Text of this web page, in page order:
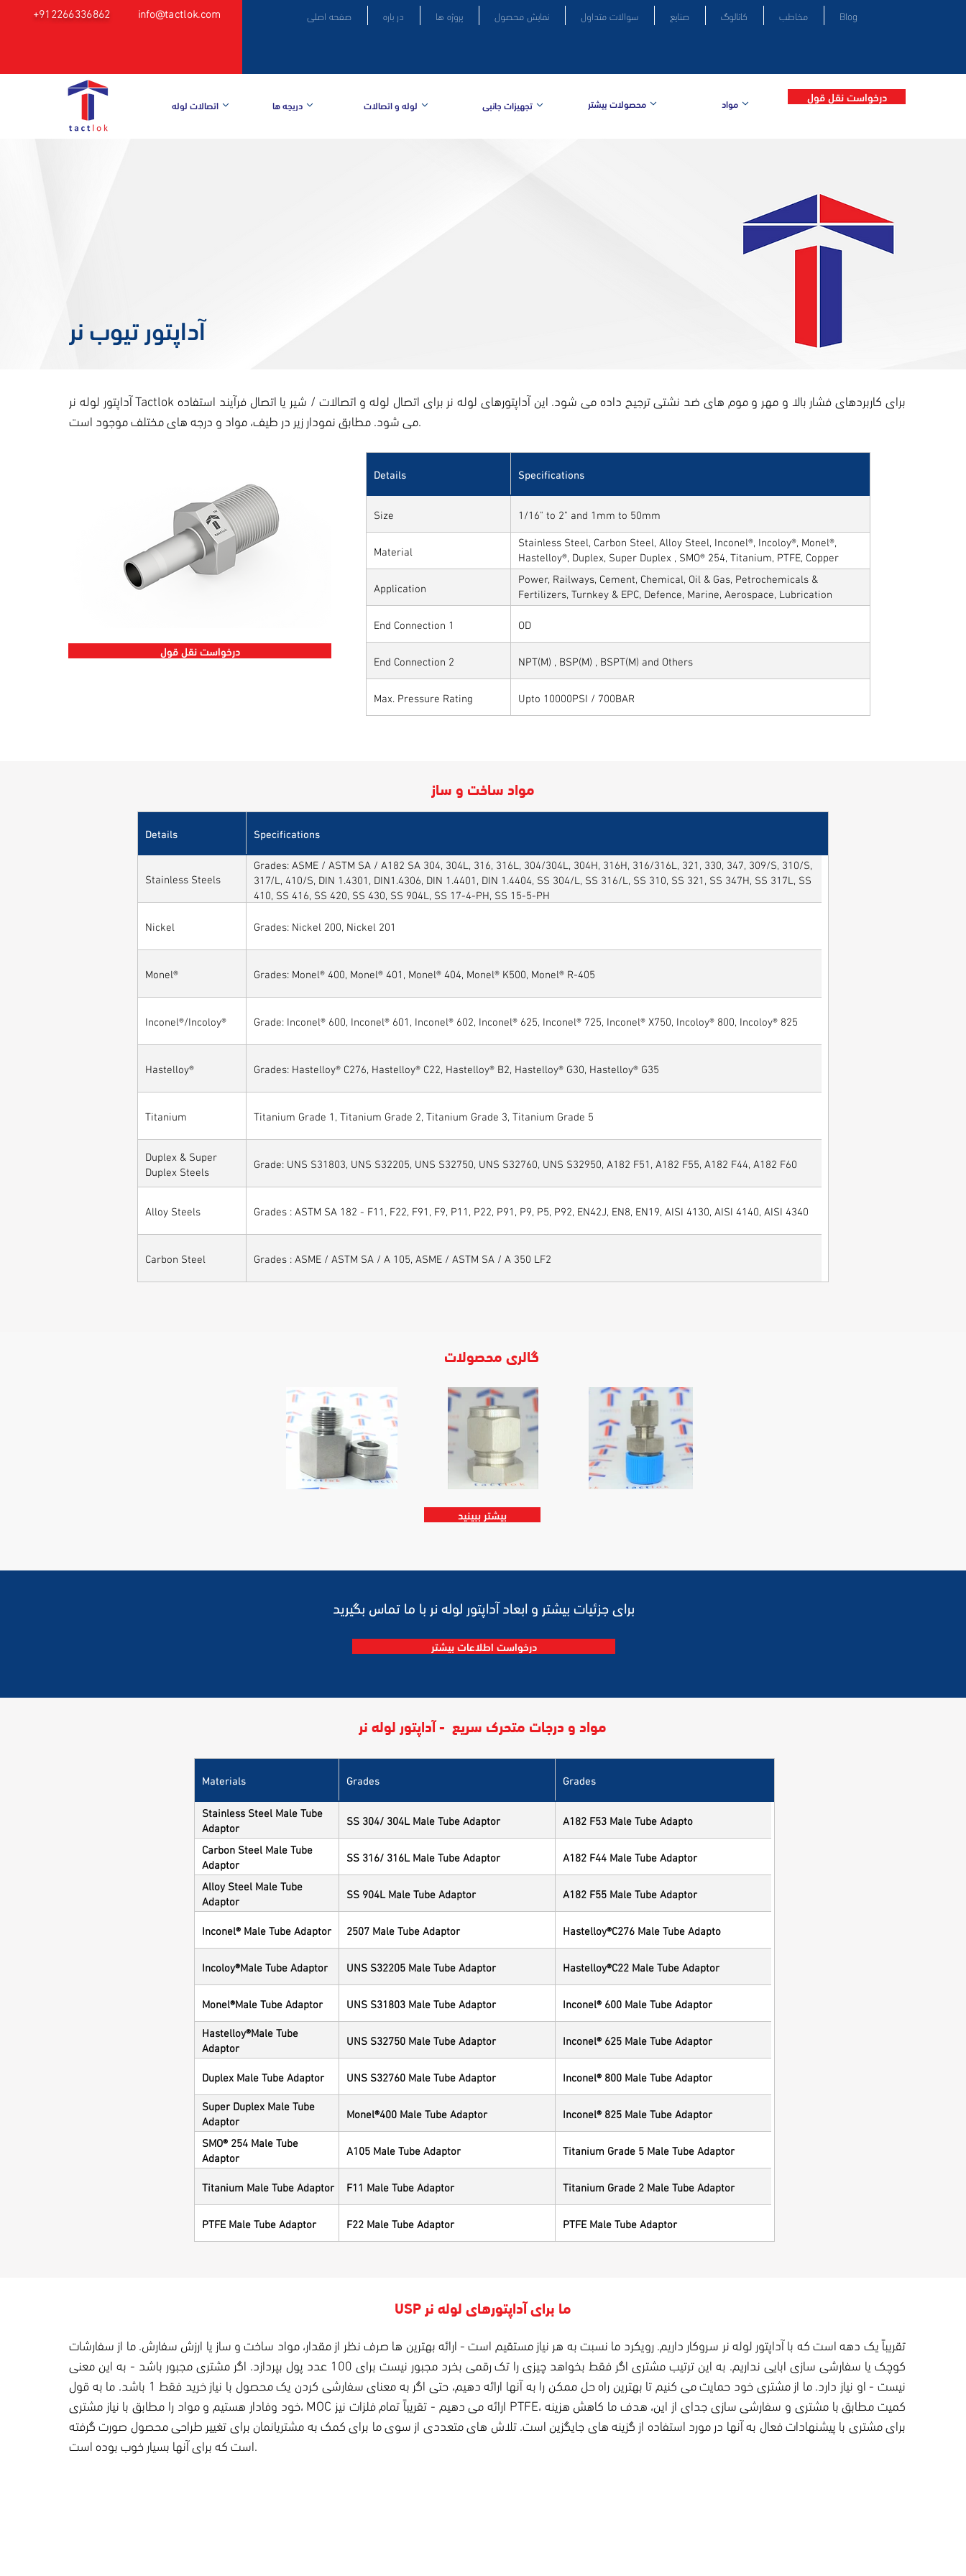
+912266336862 info@tactlok.com صفحه اصلی در باره پروژه ها نمایش محصول سوالات متداول صنایع کاتالوگ مخاطب Blog
اتصالات لوله دریچه ها لوله و اتصالات تجهیزات جانبی محصولات بیشتر مواد درخواست نقل قول
آداپتور تیوب نر
آداپتور لوله نر Tactlok برای کاربردهای فشار بالا و مهر و موم های ضد نشتی ترجیح داده می شود. این آداپتورهای لوله نر برای اتصال لوله و اتصالات / شیر یا اتصال فرآیند استفاده
می شود. مطابق نمودار زیر در طیف، مواد و درجه های مختلف موجود است.
درخواست نقل قول
Details Specifications
Size 1/16" to 2" and 1mm to 50mm
Material
Stainless Steel, Carbon Steel, Alloy Steel, Inconel®, Incoloy®, Monel®,
Hastelloy®, Duplex, Super Duplex , SMO® 254, Titanium, PTFE, Copper
Alloys
Application
Power, Railways, Cement, Chemical, Oil & Gas, Petrochemicals &
Fertilizers, Turnkey & EPC, Defence, Marine, Aerospace, Lubrication
Sytems, Paper Mills etc.,
End Connection 1
OD
End Connection 2 NPT(M) , BSP(M) , BSPT(M) and Others
Max. Pressure Rating Upto 10000PSI / 700BAR
مواد ساخت و ساز
Details Specifications
Stainless Steels
Grades: ASME / ASTM SA / A182 SA 304, 304L, 316, 316L, 304/304L, 304H, 316H, 316/316L, 321, 330, 347, 309/S, 310/S,
317/L, 410/S, DIN 1.4301, DIN1.4306, DIN 1.4401, DIN 1.4404, SS 304/L, SS 316/L, SS 310, SS 321, SS 347H, SS 317L, SS
410, SS 416, SS 420, SS 430, SS 904L, SS 17-4-PH, SS 15-5-PH
Nickel
Grades: Nickel 200, Nickel 201
Monel® Grades: Monel® 400, Monel® 401, Monel® 404, Monel® K500, Monel® R-405
Inconel®/Incoloy® Grade: Inconel® 600, Inconel® 601, Inconel® 602, Inconel® 625, Inconel® 725, Inconel® X750, Incoloy® 800, Incoloy® 825
Hastelloy® Grades: Hastelloy® C276, Hastelloy® C22, Hastelloy® B2, Hastelloy® G30, Hastelloy® G35
Titanium Titanium Grade 1, Titanium Grade 2, Titanium Grade 3, Titanium Grade 5
Duplex & Super
Duplex Steels
Grade: UNS S31803, UNS S32205, UNS S32750, UNS S32760, UNS S32950, A182 F51, A182 F55, A182 F44, A182 F60
Alloy Steels Grades : ASTM SA 182 - F11, F22, F91, F9, P11, P22, P91, P9, P5, P92, EN42J, EN8, EN19, AISI 4130, AISI 4140, AISI 4340
Carbon Steel Grades : ASME / ASTM SA / A 105, ASME / ASTM SA / A 350 LF2
گالری محصولات
بیشتر ببینید
برای جزئیات بیشتر و ابعاد آداپتور لوله نر با ما تماس بگیرید
درخواست اطلاعات بیشتر
مواد و درجات متحرک سریع - آداپتور لوله نر
Materials Grades Grades
Stainless Steel Male Tube
Adaptor
SS 304/ 304L Male Tube Adaptor
A182 F53 Male Tube Adapto
Carbon Steel Male Tube
Adaptor
SS 316/ 316L Male Tube Adaptor
A182 F44 Male Tube Adaptor
Alloy Steel Male Tube
Adaptor
SS 904L Male Tube Adaptor A182 F55 Male Tube Adaptor
Inconel® Male Tube Adaptor 2507 Male Tube Adaptor Hastelloy®C276 Male Tube Adapto
Incoloy®Male Tube Adaptor UNS S32205 Male Tube Adaptor Hastelloy®C22 Male Tube Adaptor
Monel®Male Tube Adaptor UNS S31803 Male Tube Adaptor
Inconel® 600 Male Tube Adaptor
Hastelloy®Male Tube
Adaptor
UNS S32750 Male Tube Adaptor Inconel® 625 Male Tube Adaptor
Duplex Male Tube Adaptor UNS S32760 Male Tube Adaptor
Inconel® 800 Male Tube Adaptor
Super Duplex Male Tube
Adaptor
Monel®400 Male Tube Adaptor
Inconel® 825 Male Tube Adaptor
SMO® 254 Male Tube
Adaptor
A105 Male Tube Adaptor Titanium Grade 5 Male Tube Adaptor
Titanium Male Tube Adaptor F11 Male Tube Adaptor Titanium Grade 2 Male Tube Adaptor
PTFE Male Tube Adaptor F22 Male Tube Adaptor PTFE Male Tube Adaptor
USP ما برای آداپتورهای لوله نر
تقریباً یک دهه است که با آداپتور لوله نر سروکار داریم. رویکرد ما نسبت به هر نیاز مستقیم است - ارائه بهترین ها صرف نظر از مقدار، مواد ساخت و ساز یا ارزش سفارش. ما از سفارشات
کوچک یا سفارشی سازی ابایی نداریم. به این ترتیب مشتری اگر فقط بخواهد چیزی را تک رقمی بخرد مجبور نیست برای 100 عدد پول بپردازد. اگر مشتری مجبور باشد - به این معنی
نیست - او نیاز دارد. ما از مشتری خود حمایت می کنیم تا بهترین راه حل ممکن را به آنها ارائه دهیم، حتی اگر به معنای سفارشی کردن یک محصول با نیاز خرید فقط 1 باشد. ما به قول
خود وفادار هستیم و مواد را مطابق با نیاز مشتری، MOC ارائه می دهیم - تقریباً تمام فلزات نیز PTFE، کمیت مطابق با مشتری و سفارشی سازی جدای از این، هدف ما کاهش هزینه
برای مشتری با پیشنهادات فعال به آنها در مورد استفاده از گزینه های جایگزین است. تلاش های متعددی از سوی ما برای کمک به مشتریانمان برای تغییر طراحی محصول صورت گرفته
است که برای آنها بسیار خوب بوده است.